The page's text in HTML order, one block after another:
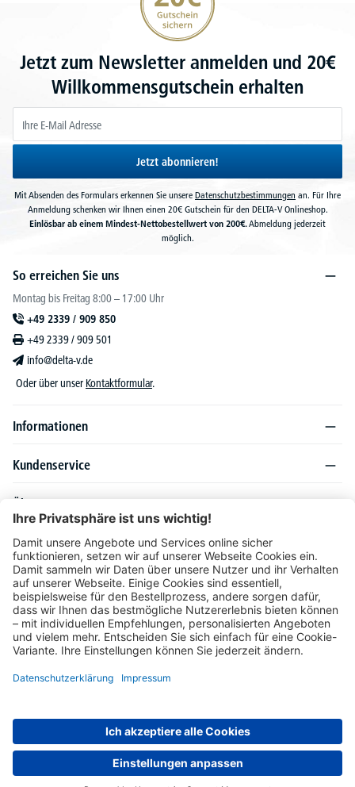
Jetzt zum Newsletter anmelden und 20€
Willkommensgutschein erhalten
Jetzt abonnieren!
Mit Absenden des Formulars erkennen Sie unsere Datenschutzbestimmungen an. Für Ihre
Anmeldung schenken wir Ihnen einen 20€ Gutschein für den DELTA-V Onlineshop.
Einlösbar ab einem Mindest-Nettobestellwert von 200€.Abmeldung jederzeit
möglich.
So erreichen Sie uns
Montag bis Freitag 8:00 – 17:00 Uhr
+49 2339 / 909 850
+49 2339 / 909 501
info@delta-v.de
Oder über unser Kontaktformular.
Informationen
Kundenservice
Über DELTA-V
Produktsortiment
Ratgeber
Folgen Sie uns auch auf
Unser Angebot richtet sich ausschließlich an Industrie, Handel, Gewerbe und
europäische Ausland gelten Sonderkonditionen, die auf Anfrage mitgeteilt werden.
* Alle Preise verstehen sich zzgl. gesetzlicher MwSt.